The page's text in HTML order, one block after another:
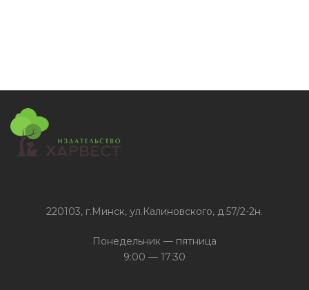
220103, г.Минск, ул.Калиновского, д.57/2-2н.
Понедельник — пятница
9:00 — 17:30